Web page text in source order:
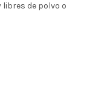
libres de polvo o